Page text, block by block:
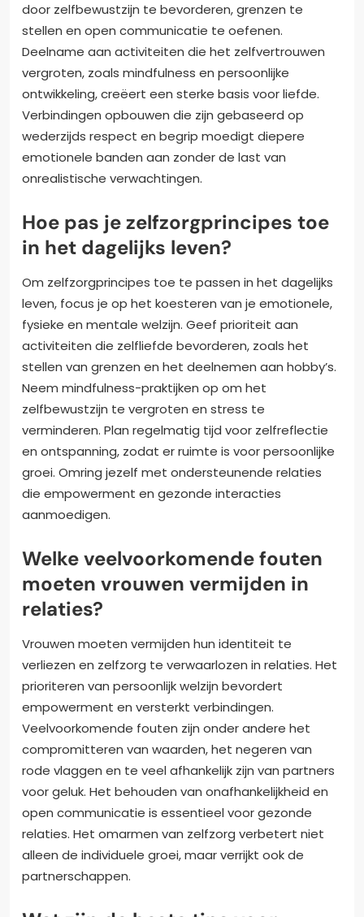
door zelfbewustzijn te bevorderen, grenzen te
stellen en open communicatie te oefenen.
Deelname aan activiteiten die het zelfvertrouwen
vergroten, zoals mindfulness en persoonlijke
ontwikkeling, creëert een sterke basis voor liefde.
Verbindingen opbouwen die zijn gebaseerd op
wederzijds respect en begrip moedigt diepere
emotionele banden aan zonder de last van
onrealistische verwachtingen.
Hoe pas je zelfzorgprincipes toe
in het dagelijks leven?
Om zelfzorgprincipes toe te passen in het dagelijks
leven, focus je op het koesteren van je emotionele,
fysieke en mentale welzijn. Geef prioriteit aan
activiteiten die zelfliefde bevorderen, zoals het
stellen van grenzen en het deelnemen aan hobby’s.
Neem mindfulness-praktijken op om het
zelfbewustzijn te vergroten en stress te
verminderen. Plan regelmatig tijd voor zelfreflectie
en ontspanning, zodat er ruimte is voor persoonlijke
groei. Omring jezelf met ondersteunende relaties
die empowerment en gezonde interacties
aanmoedigen.
Welke veelvoorkomende fouten
moeten vrouwen vermijden in
relaties?
Vrouwen moeten vermijden hun identiteit te
verliezen en zelfzorg te verwaarlozen in relaties. Het
prioriteren van persoonlijk welzijn bevordert
empowerment en versterkt verbindingen.
Veelvoorkomende fouten zijn onder andere het
compromitteren van waarden, het negeren van
rode vlaggen en te veel afhankelijk zijn van partners
voor geluk. Het behouden van onafhankelijkheid en
open communicatie is essentieel voor gezonde
relaties. Het omarmen van zelfzorg verbetert niet
alleen de individuele groei, maar verrijkt ook de
partnerschappen.